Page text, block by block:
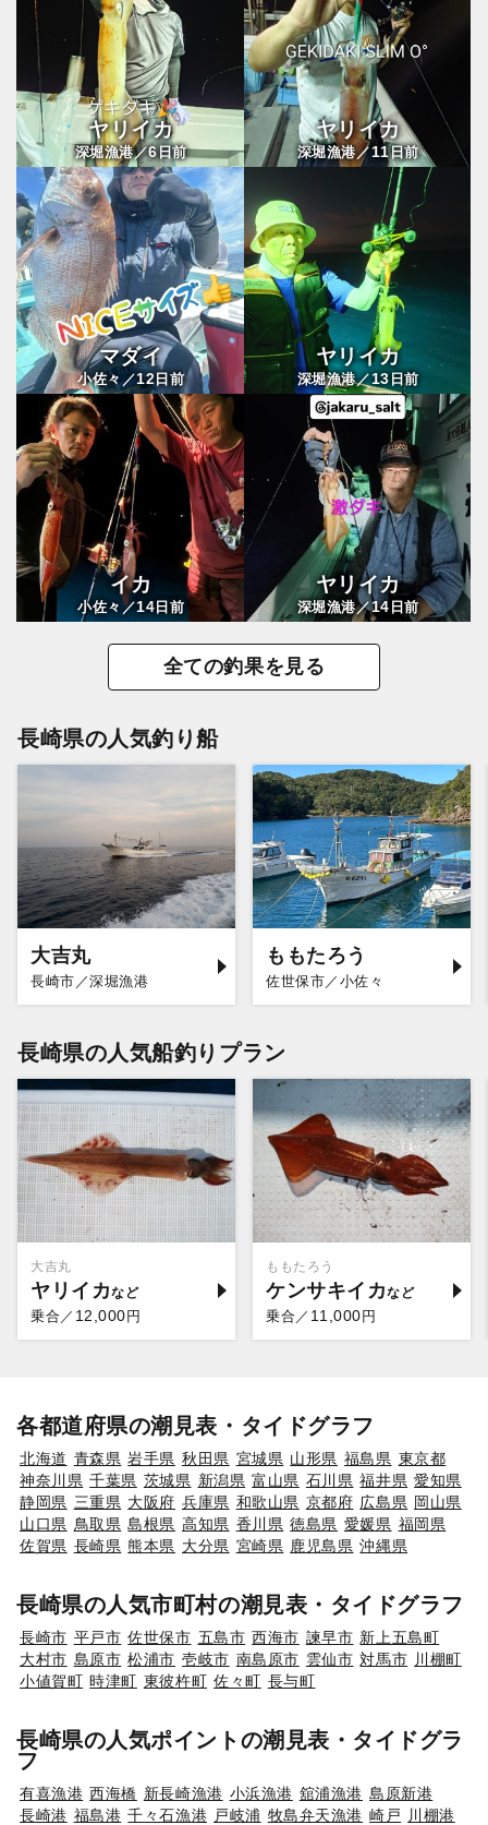
ヤリイカ
深堀漁港／6日前
ヤリイカ
深堀漁港／ 11日前
マダイ
小佐々／12 日前
ヤリイカ
深堀漁港／ 13 日前
イカ
小佐々／14日前
ヤリイカ
深堀漁港／14 日前
全ての釣果を見る
長崎県の人気釣り船
大吉丸
長崎市／深堀漁港
ももたろう
佐世保市／小佐々
長崎県の人気船釣りプラン
大吉丸
ヤリイカ
乗合／ 12,000円
ももたろう
ケンサキイカ
乗合／ 11,000円
各都道府県の潮見表・タイドグラフ
北海道 青森県 岩手県 秋田県 宮城県 山形県 福島県 東京都
神奈川県 千葉県 茨城県 新潟県 富山県 石川県 福井県 愛知県
静岡県 三重県 大阪府 兵庫県 和歌山県 京都府 広島県 岡山県
山口県 鳥取県 島根県 高知県 香川県 徳島県 愛媛県 福岡県
佐賀県 長崎県 熊本県 大分県 宮崎県 鹿児島県 沖縄県
長崎県の人気市町村の潮見表・タイドグラフ
長崎市 平戸市 佐世保市 五島市 西海市 諫早市 新上五島町
大村市 島原市 松浦市 壱岐市 南島原市 雲仙市 対馬市 川棚町
小値賀町 時津町 東彼杵町 佐々町 長与町
長崎県の人気ポイントの潮見表・タイドグラ
フ
有喜漁港 西海橋 新長崎漁港 小浜漁港 舘浦漁港 島原新港
長崎港 福島港 千々石漁港 戸岐浦 牧島弁天漁港 崎戸
川棚港